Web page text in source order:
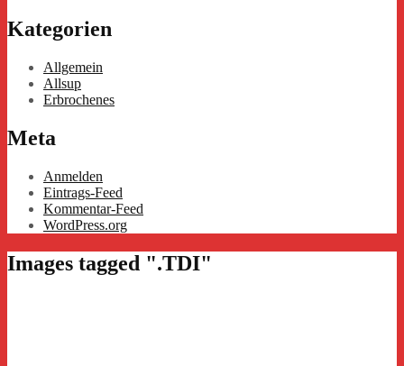
Kategorien
Allgemein
Allsup
Erbrochenes
Meta
Anmelden
Eintrags-Feed
Kommentar-Feed
WordPress.org
Images tagged ".TDI"